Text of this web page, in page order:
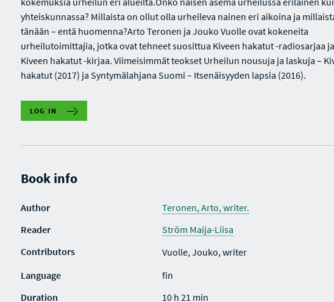
yhteiskunnassa? Millaista on ollut olla urheileva nainen eri aikoina ja
tänään – entä huomenna?Arto Teronen ja Jouko Vuolle ovat kokeneita
urheilutoimittajia, jotka ovat tehneet suosittua Kiveen hakatut -radiosarjaa
Kiveen hakatut -kirjaa. Viimeisimmät teokset Urheilun nousuja ja laskuja –
hakatut (2017) ja Syntymälahjana Suomi – Itsenäisyyden lapsia (2016).
LOG IN
Book info
Author
Teronen, Arto, writer.
Reader
Ström Maija-Liisa
Contributors
Vuolle, Jouko, writer
Language
fin
Duration
10 h 21 min